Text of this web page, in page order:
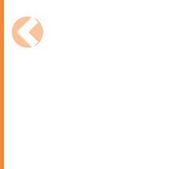
Anterior